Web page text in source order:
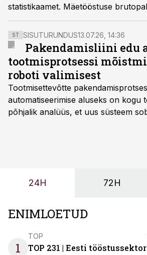
statistikaamet. Mäetööstuse
2,7% 1658 euroni.
ST SISUTURUNDUS13.07.26, 14:36
Pakendamisliini edu
tootmisprotsessi
roboti valimisest
Tootmisettevõtte
automatiseerimise aluseks on kogu
põhjalik analüüs, et uus süsteem
OÜ tegevjuht Sander Mitendorf.
24H 72H
ENIMLOETUD
1
TOP
TOP 231 | Eesti